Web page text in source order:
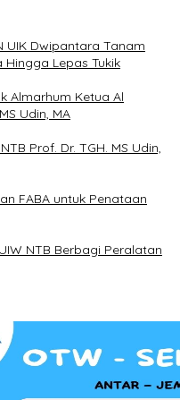
UIK Dwipantara Tanam
Lepas Tukik
Almarhum Ketua Al
Udin, MA
Prof. Dr. TGH. MS Udin,
FABA untuk Penataan
NTB Berbagi Peralatan